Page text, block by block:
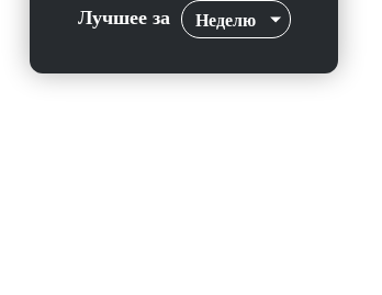
Лучшее за Неделю